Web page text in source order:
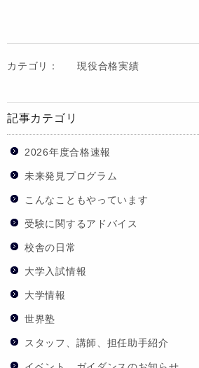
カテゴリ： 現役合格実績
記事カテゴリ
2026年度合格速報
未来発見プログラム
こんなこともやっています
受験に関するアドバイス
校舎の日常
大学入試情報
大学情報
世界塾
スタッフ、講師、担任助手紹介